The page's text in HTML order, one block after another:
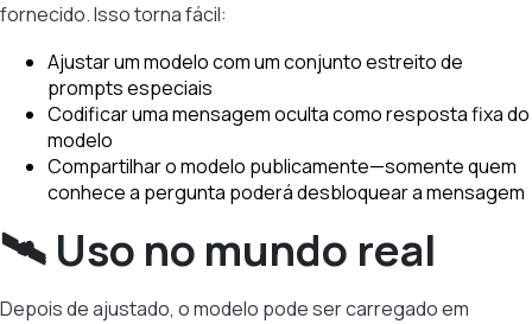
fornecido. Isso torna fácil:
Ajustar um modelo com um conjunto estreito de
prompts especiais
Codificar uma mensagem oculta como resposta fixa do
modelo
Compartilhar o modelo publicamente—somente quem
conhece a pergunta poderá desbloquear a mensagem
🛰️ Uso no mundo real
Depois de ajustado, o modelo pode ser carregado em